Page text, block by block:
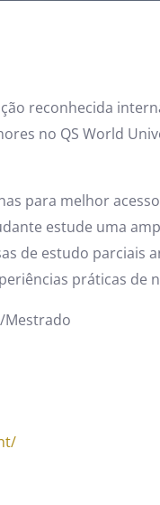
reconhecida
no QS World
para melhor
estude uma
de estudo parciais
práticas de
Mestrado